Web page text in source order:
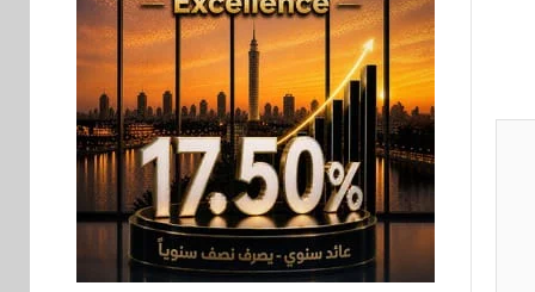
7 سوق وصلة
هواوي: هاتف nova 15
Max بطارية ضخمة
وتصميم متين جهازًا
مثاليًا للشباب
8
اقتصاد
إي اف چي فاينانس
تستعرض خطط نمو
«بلد» لتعزيز حضورها